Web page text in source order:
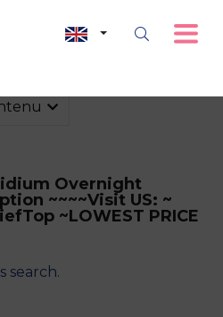
Overnight
~~~~Visit US: ~
~LOWEST PRICE
search.